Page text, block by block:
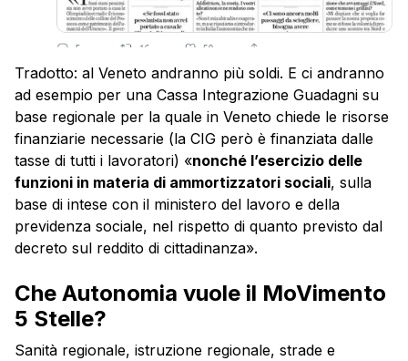
Tradotto: al Veneto andranno più soldi. E ci andranno
ad esempio per una Cassa Integrazione Guadagni su
base regionale per la quale in Veneto chiede le risorse
finanziarie necessarie (la CIG però è finanziata dalle
tasse di tutti i lavoratori) «nonché l’esercizio delle
funzioni in materia di ammortizzatori sociali, sulla
base di intese con il ministero del lavoro e della
previdenza sociale, nel rispetto di quanto previsto dal
decreto sul reddito di cittadinanza».
Che Autonomia vuole il MoVimento
5 Stelle?
Sanità regionale, istruzione regionale, strade e